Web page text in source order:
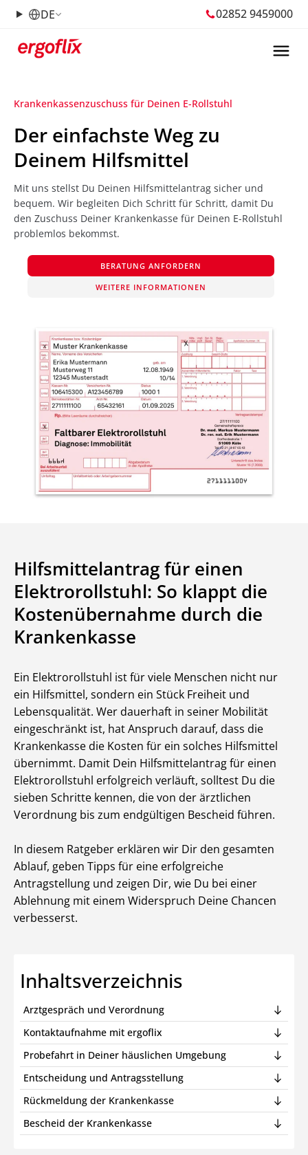
DE 02852 9459000
Krankenkassenzuschuss für Deinen E-Rollstuhl
Der einfachste Weg zu
Deinem Hilfsmittel
Mit uns stellst Du Deinen Hilfsmittelantrag sicher und
bequem. Wir begleiten Dich Schritt für Schritt, damit Du
den Zuschuss Deiner Krankenkasse für Deinen E-Rollstuhl
problemlos bekommst.
BERATUNG ANFORDERN
WEITERE INFORMATIONEN
Hilfsmittelantrag für einen
Elektrorollstuhl: So klappt die
Kostenübernahme durch die
Krankenkasse
Ein Elektrorollstuhl ist für viele Menschen nicht nur
ein Hilfsmittel, sondern ein Stück Freiheit und
Lebensqualität. Wer dauerhaft in seiner Mobilität
eingeschränkt ist, hat Anspruch darauf, dass die
Krankenkasse die Kosten für ein solches Hilfsmittel
übernimmt. Damit Dein Hilfsmittelantrag für einen
Elektrorollstuhl erfolgreich verläuft, solltest Du die
sieben Schritte kennen, die von der ärztlichen
Verordnung bis zum endgültigen Bescheid führen.
In diesem Ratgeber erklären wir Dir den gesamten
Ablauf, geben Tipps für eine erfolgreiche
Antragstellung und zeigen Dir, wie Du bei einer
Ablehnung mit einem Widerspruch Deine Chancen
verbesserst.
Inhaltsverzeichnis
Arztgespräch und Verordnung
Kontaktaufnahme mit ergoflix
Probefahrt in Deiner häuslichen Umgebung
Entscheidung und Antragsstellung
Rückmeldung der Krankenkasse
Bescheid der Krankenkasse